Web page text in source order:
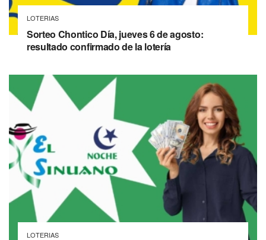
LOTERIAS
Sorteo Chontico Día, jueves 6 de agosto:
resultado confirmado de la lotería
LOTERIAS